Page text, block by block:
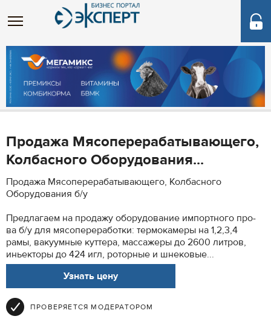
Продажа Мясоперерабатывающего,
Колбасного Оборудования...
Продажа Мясоперерабатывающего, Колбасного
Оборудования б/у
Предлагаем на продажу оборудование импортного про-
ва б/у для мясопереработки: термокамеры на 1,2,3,4
рамы, вакуумные куттера, массажеры до 2600 литров,
иньекторы до 424 игл, роторные и шнековые...
Узнать цену
ПРОВЕРЯЕТСЯ МОДЕРАТОРОМ